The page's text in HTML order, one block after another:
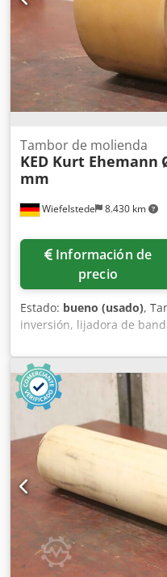
Wiefelstede 8.430 km
Tambor de molienda
KED Kurt Ehemann
mm
Información de
precio
Estado: bueno (usado),
inversión, lijadora de
tambor, rodillos
cinta transportadora,
portadores, - Fabricante:
lijado, tambor de
Tambor: Ø 250 mm -
unidad disponible
Ø 250 x 150 mm - Peso: